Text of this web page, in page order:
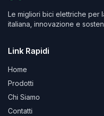
Le migliori bici elettriche per
italiana, innovazione e
Link Rapidi
Home
Prodotti
Chi Siamo
Contatti